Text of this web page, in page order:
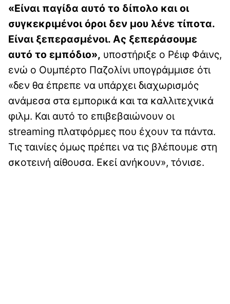
«Είναι παγίδα αυτό το δίπολο και οι
συγκεκριμένοι όροι δεν μου λένε τίποτα.
Είναι ξεπερασμένοι. Ας ξεπεράσουμε
αυτό το εμπόδιο», υποστήριξε ο Ρέιφ Φάινς,
ενώ ο Ουμπέρτο Παζολίνι υπογράμμισε ότι
«δεν θα έπρεπε να υπάρχει διαχωρισμός
ανάμεσα στα εμπορικά και τα καλλιτεχνικά
φιλμ. Και αυτό το επιβεβαιώνουν οι
streaming πλατφόρμες που έχουν τα πάντα.
Τις ταινίες όμως πρέπει να τις βλέπουμε στη
σκοτεινή αίθουσα. Εκεί ανήκουν», τόνισε.